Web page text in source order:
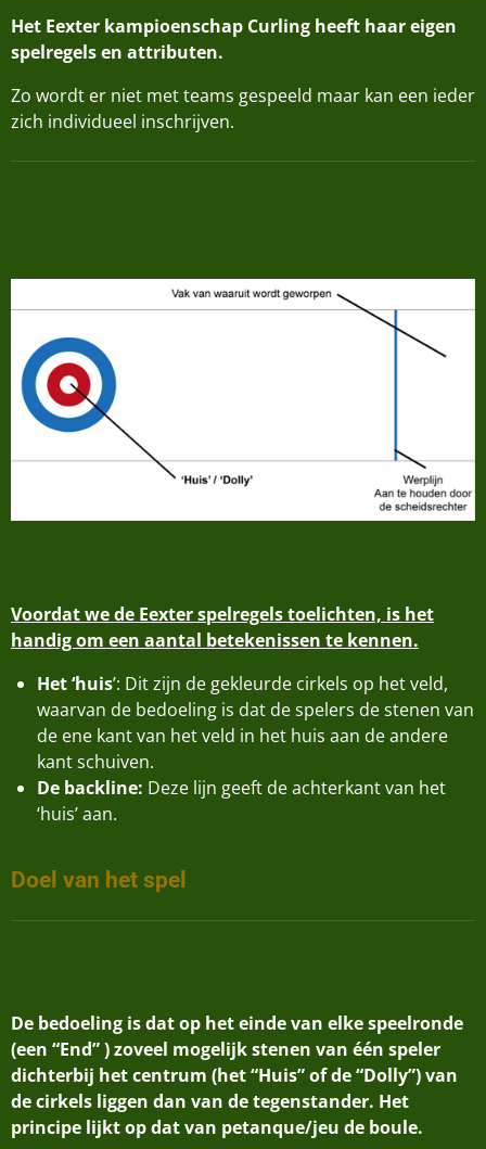
Het Eexter kampioenschap Curling heeft haar eigen
spelregels en attributen.
Zo wordt er niet met teams gespeeld maar kan een ieder
zich individueel inschrijven.
Voordat we de Eexter spelregels toelichten, is het
handig om een aantal betekenissen te kennen.
Het ‘huis’: Dit zijn de gekleurde cirkels op het veld,
waarvan de bedoeling is dat de spelers de stenen van
de ene kant van het veld in het huis aan de andere
kant schuiven.
De backline: Deze lijn geeft de achterkant van het
‘huis’ aan.
Doel van het spel
De bedoeling is dat op het einde van elke speelronde
(een “End” ) zoveel mogelijk stenen van één speler
dichterbij het centrum (het “Huis” of de “Dolly”) van
de cirkels liggen dan van de tegenstander. Het
principe lijkt op dat van petanque/jeu de boule.